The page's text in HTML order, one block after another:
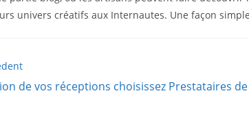
univers créatifs aux Internautes. Une façon
de vos réceptions choisissez Prestataires de